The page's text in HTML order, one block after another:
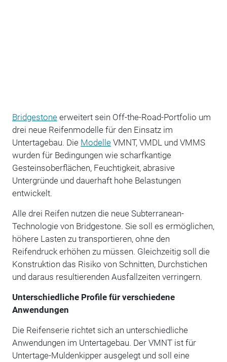
Bridgestoneerweitert sein Off-the-Road-Portfolio um
drei neue Reifenmodelle für den Einsatz im
Untertagebau. Die ModelleVMNT, VMDL und VMMS
wurden für Bedingungen wie scharfkantige
Gesteinsoberflächen, Feuchtigkeit, abrasive
Untergründe und dauerhaft hohe Belastungen
entwickelt.
Alle drei Reifen nutzen die neue Subterranean-
Technologie von Bridgestone. Sie soll es ermöglichen,
höhere Lasten zu transportieren, ohne den
Reifendruck erhöhen zu müssen. Gleichzeitig soll die
Konstruktion das Risiko von Schnitten, Durchstichen
und daraus resultierenden Ausfallzeiten verringern.
Unterschiedliche Profile für verschiedene
Anwendungen
Die Reifenserie richtet sich an unterschiedliche
Anwendungen im Untertagebau. Der VMNT ist für
Untertage-Muldenkipper ausgelegt und soll eine